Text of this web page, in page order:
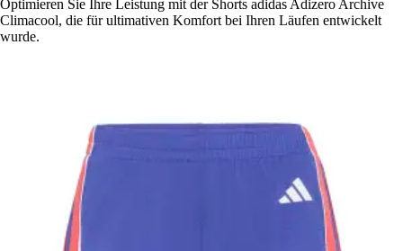
Optimieren Sie Ihre Leistung mit der Shorts adidas Adizero Archive
Climacool, die für ultimativen Komfort bei Ihren Läufen entwickelt
wurde.